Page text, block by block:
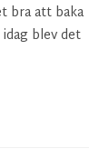
bra att baka
blev det